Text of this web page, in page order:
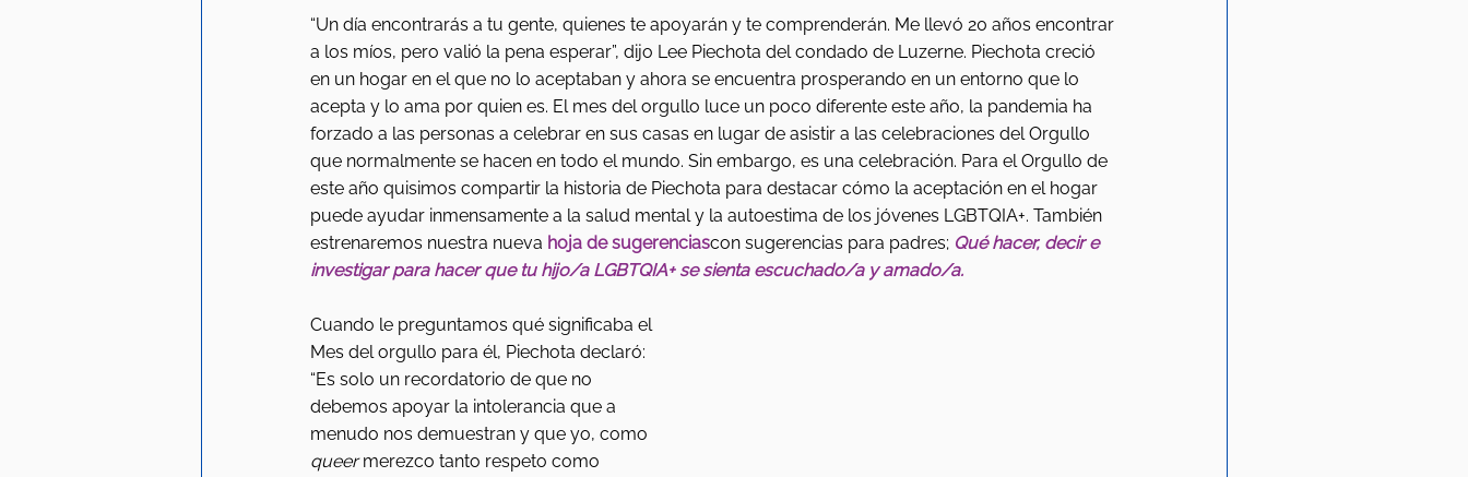
“Un día encontrarás a tu gente, quienes te apoyarán y te comprenderán. Me llevó 20 años encontrar
a los míos, pero valió la pena esperar”, dijo Lee Piechota del condado de Luzerne. Piechota creció
en un hogar en el que no lo aceptaban y ahora se encuentra prosperando en un entorno que lo
acepta y lo ama por quien es. El mes del orgullo luce un poco diferente este año, la pandemia ha
forzado a las personas a celebrar en sus casas en lugar de asistir a las celebraciones del Orgullo
que normalmente se hacen en todo el mundo. Sin embargo, es una celebración. Para el Orgullo de
este año quisimos compartir la historia de Piechota para destacar cómo la aceptación en el hogar
puede ayudar inmensamente a la salud mental y la autoestima de los jóvenes LGBTQIA+. También
estrenaremos nuestra nueva hoja de sugerenciascon sugerencias para padres; Qué hacer, decir e
investigar para hacer que tu hijo/a LGBTQIA+ se sienta escuchado/a y amado/a.
Cuando le preguntamos qué significaba el
Mes del orgullo para él, Piechota declaró:
“Es solo un recordatorio de que no
debemos apoyar la intolerancia que a
menudo nos demuestran y que yo, como
queer merezco tanto respeto como